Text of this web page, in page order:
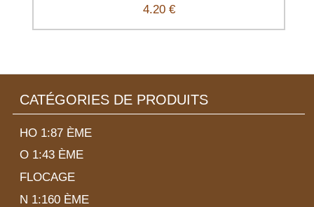
4.20 €
CATÉGORIES DE PRODUITS
HO 1:87 ÈME
O 1:43 ÈME
FLOCAGE
N 1:160 ÈME